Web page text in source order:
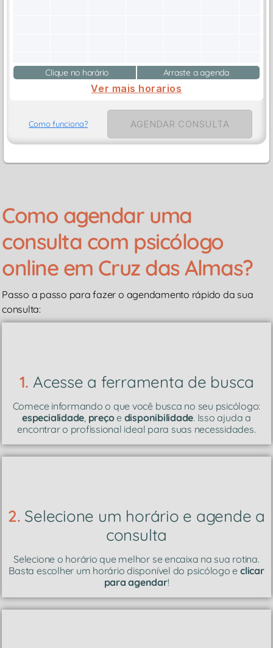
Clique no horário Arraste a agenda
Ver mais horarios
Como funciona? AGENDAR CONSULTA
Como agendar uma
consulta com psicólogo
online em Cruz das Almas?
Passo a passo para fazer o agendamento rápido da sua
consulta:
1. Acesse a ferramenta de busca
Comece informando o que você busca no seu psicólogo:
especialidade preçoe disponibilidade. Isso ajuda a
encontrar o profissional ideal para suas necessidades.
2. Selecione um horário e agende a
consulta
Selecione o horário que melhor se encaixa na sua rotina.
Basta escolher um horário disponível do psicólogo e clicar
para agendar!